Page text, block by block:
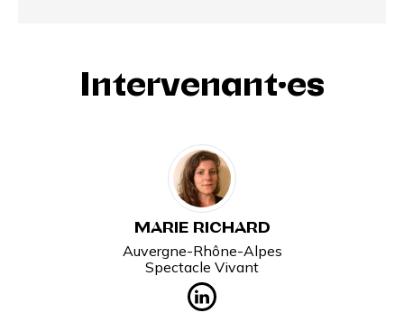
Intervenant·es
MARIE RICHARD
Auvergne-Rhône-Alpes
Spectacle Vivant